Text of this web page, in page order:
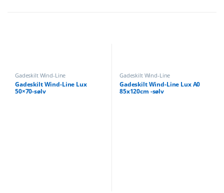
Gadeskilt Wind-Line
Gadeskilt Wind-Line Lux
50×70-sølv
Gadeskilt Wind-Line
Gadeskilt Wind-Line Lux A0
85x120cm -sølv